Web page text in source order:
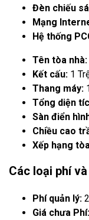
Đèn chiếu
Mạng
Hệ thống
Tên tòa nhà:
Kết cấu: 1
Thang máy:
Tổng diện
Sàn điển
Chiều cao
Xếp hạng
Các loại phí
Phí quản lý:
Giá chưa Phí: